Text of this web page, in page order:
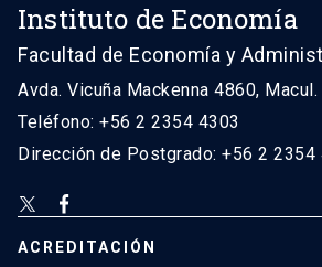
Instituto de Economía
Facultad de Economía y
Avda. Vicuña Mackenna 4860,
Teléfono: +56 2 2354 4303
Dirección de Postgrado: +56 2 2354
ACREDITACIÓN